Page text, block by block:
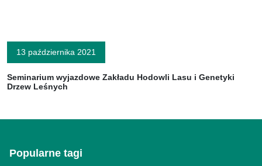
13 października 2021
Seminarium wyjazdowe Zakładu Hodowli Lasu i Genetyki
Drzew Leśnych
Popularne tagi